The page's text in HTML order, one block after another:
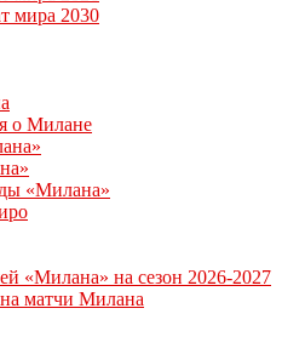
мира 2030
о Милане
«Милана»
«Милана» на сезон 2026-2027
матчи Милана